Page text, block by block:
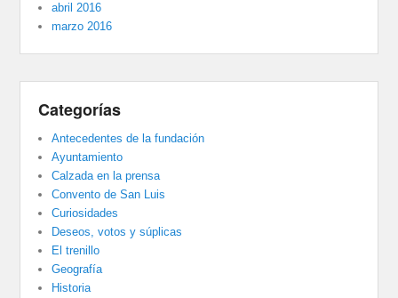
abril 2016
marzo 2016
Categorías
Antecedentes de la fundación
Ayuntamiento
Calzada en la prensa
Convento de San Luis
Curiosidades
Deseos, votos y súplicas
El trenillo
Geografía
Historia